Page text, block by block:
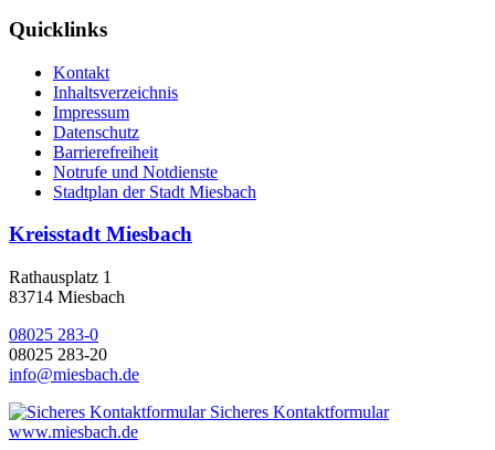
Quicklinks
Kontakt
Inhaltsverzeichnis
Impressum
Datenschutz
Barrierefreiheit
Notrufe und Notdienste
Stadtplan der Stadt Miesbach
Kreisstadt Miesbach
Rathausplatz 1
83714 Miesbach
08025 283-0
08025 283-20
info@miesbach.de
Sicheres Kontaktformular
www.miesbach.de